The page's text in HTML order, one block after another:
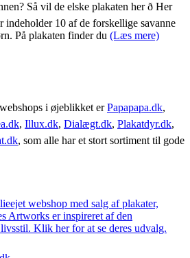
Så vil de elske plakaten her ð Her
indeholder 10 af de forskellige savanne
På plakaten finder du (Læs mere)
i øjeblikket erPapapapa.dk,
, Illux.dk, Dialægt.dk, Plakatdyr.dk,
, som alle har et stort sortiment til gode
webshop med salg af plakater,
Artworks er inspireret af den
Klik her for at se deres udvalg.